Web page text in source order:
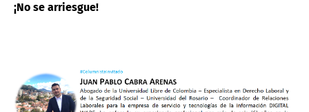
¡No se arriesgue!